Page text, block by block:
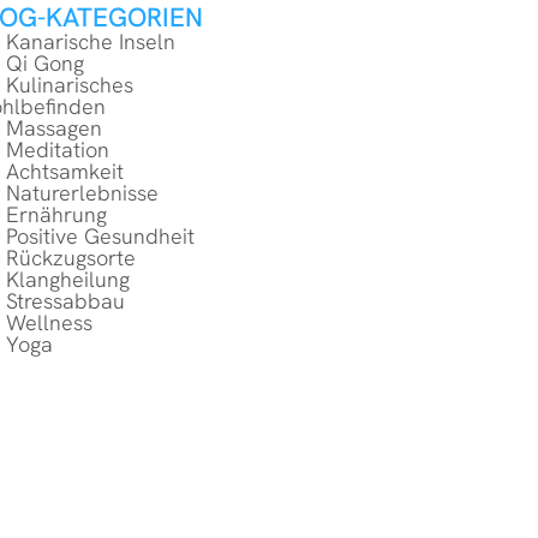
KATEGORIEN
Kanarische Inseln
Qi Gong
Kulinarisches
Massagen
Meditation
Achtsamkeit
Naturerlebnisse
Ernährung
Positive Gesundheit
Rückzugsorte
Klangheilung
Stressabbau
Wellness
Yoga